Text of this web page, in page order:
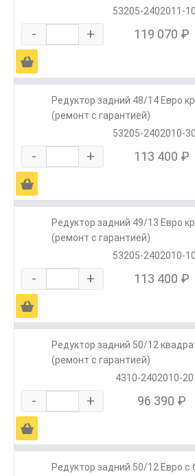
53205-2402011-10
- + 119 070 ₽
Ä
Редуктор задний 48/14 Евро
(ремонт с гарантией)
53205-2402010-30
- + 113 400 ₽
Ä
Редуктор задний 49/13 Евро
(ремонт с гарантией)
53205-2402010-10
- + 113 400 ₽
Ä
Редуктор задний 50/12
(ремонт с гарантией)
4310-2402010-20
- + 96 390 ₽
Ä
Редуктор задний 50/12 Евро с